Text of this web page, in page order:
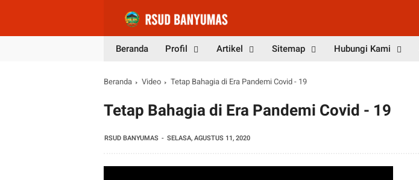
Beranda Profil Artikel Sitemap Hubungi Kami
Beranda Video Tetap Bahagia di Era Pandemi Covid - 19
Tetap Bahagia di Era Pandemi Covid - 19
RSUD BANYUMAS SELASA, AGUSTUS 11, 2020